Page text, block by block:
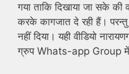
गया ताकि दिखाया जा सके की
करके कागजात दे रही हैं। परन्तु
नहीं दिया। यही वीडियो
ग्रुप Whats-app Group में